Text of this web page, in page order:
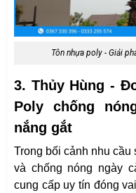
Tôn nhựa poly - Giải
3. Thủy Hùng -
Poly chống
nắng gắt
Trong bối cảnh nhu
và chống nóng ngày
cung cấp uy tín đóng